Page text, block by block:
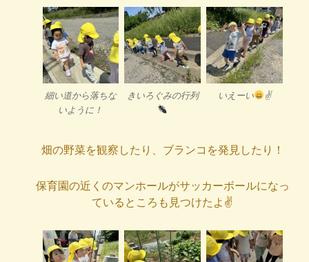
細い道から落ちな
いように！
きいろぐみの行列 いえーい ✌
畑の野菜を観察したり、ブランコを発見したり！
保育園の近くのマンホールがサッカーボールになっ
ているところも見つけたよ✌️